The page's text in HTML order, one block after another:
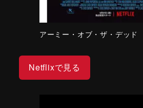
アーミー・オブ・ザ・デッド
Netflixで見る